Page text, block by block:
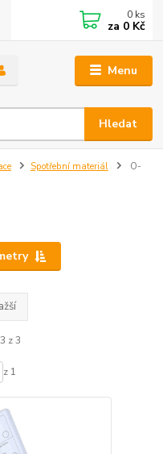
Menu
Hledat
0 ks
za 0 Kč
Spotřební materiál
O-
z 3
z 1